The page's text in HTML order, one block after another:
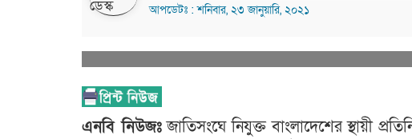
আপডেটঃ : শনিবার, ২৩ জানুয়ারি, ২০২১
এনবি নিউজঃজাতিসংঘে নিযুক্ত বাংলাদেশের স্থায়ী